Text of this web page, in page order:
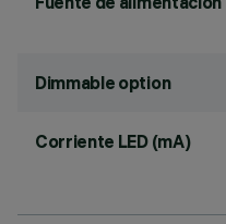
Dimmable option
Corriente LED (mA)